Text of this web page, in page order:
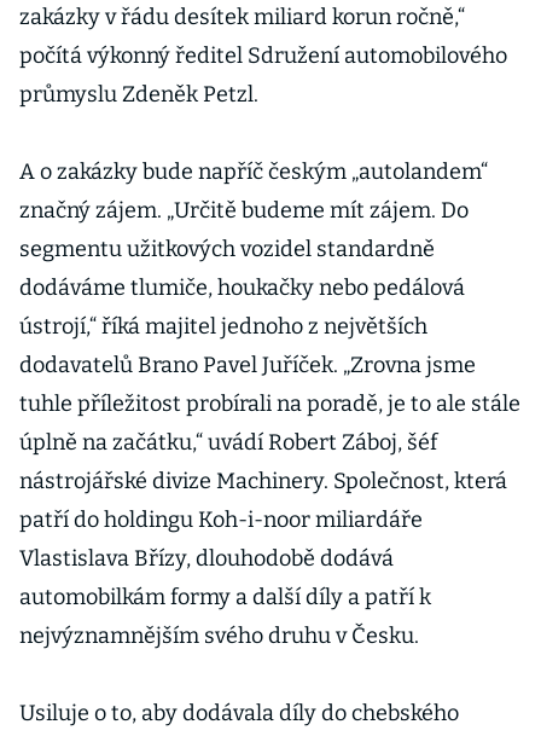
zakázky v řádu desítek miliard korun ročně,“
počítá výkonný ředitel Sdružení automobilového
průmyslu Zdeněk Petzl.
A o zakázky bude napříč českým „autolandem“
značný zájem. „Určitě budeme mít zájem. Do
segmentu užitkových vozidel standardně
dodáváme tlumiče, houkačky nebo pedálová
ústrojí,“ říká majitel jednoho z největších
dodavatelů Brano Pavel Juříček. „Zrovna jsme
tuhle příležitost probírali na poradě, je to ale stále
úplně na začátku,“ uvádí Robert Záboj, šéf
nástrojářské divize Machinery. Společnost, která
patří do holdingu Koh-i-noor miliardáře
Vlastislava Břízy, dlouhodobě dodává
automobilkám formy a další díly a patří k
nejvýznamnějším svého druhu v Česku.
Usiluje o to, aby dodávala díly do chebského